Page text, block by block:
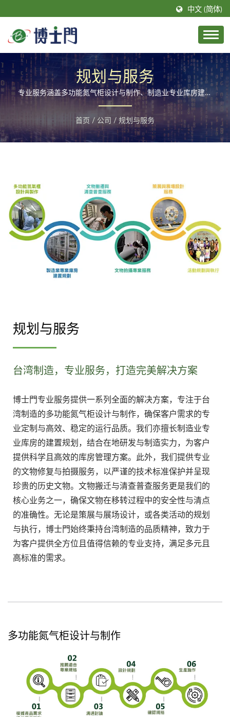
中文 (简体)
规划与服务
专业服务涵盖多功能氮气柜设计与制作、制造业专业库房建置
规划、文物修复与拍摄服务、文物搬迁与清查普查服务、策展
与展场设计服务，以及活动规划与执行，为客户提供全面服务
首页 / 公司 / 规划与服务
规划与服务
台湾制造，专业服务，打造完美解决方案
博士門专业服务提供一系列全面的解决方案，专注于台
湾制造的多功能氮气柜设计与制作，确保客户需求的专
业定制与高效、稳定的运行品质。我们亦擅长制造业专
业库房的建置规划，结合在地研发与制造实力，为客户
提供科学且高效的库房管理方案。此外，我们提供专业
的文物修复与拍摄服务，以严谨的技术标准保护并呈现
珍贵的历史文物。文物搬迁与清查普查服务更是我们的
核心业务之一，确保文物在移转过程中的安全性与清点
的准确性。无论是策展与展场设计，或各类活动的规划
与执行，博士門始终秉持台湾制造的品质精神，致力于
为客户提供全方位且值得信赖的专业支持，满足多元且
高标准的需求。
多功能氮气柜设计与制作